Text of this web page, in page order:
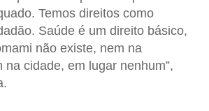
Temos direitos como
Saúde é um direito básico,
não existe, nem na
na cidade, em lugar nenhum”,